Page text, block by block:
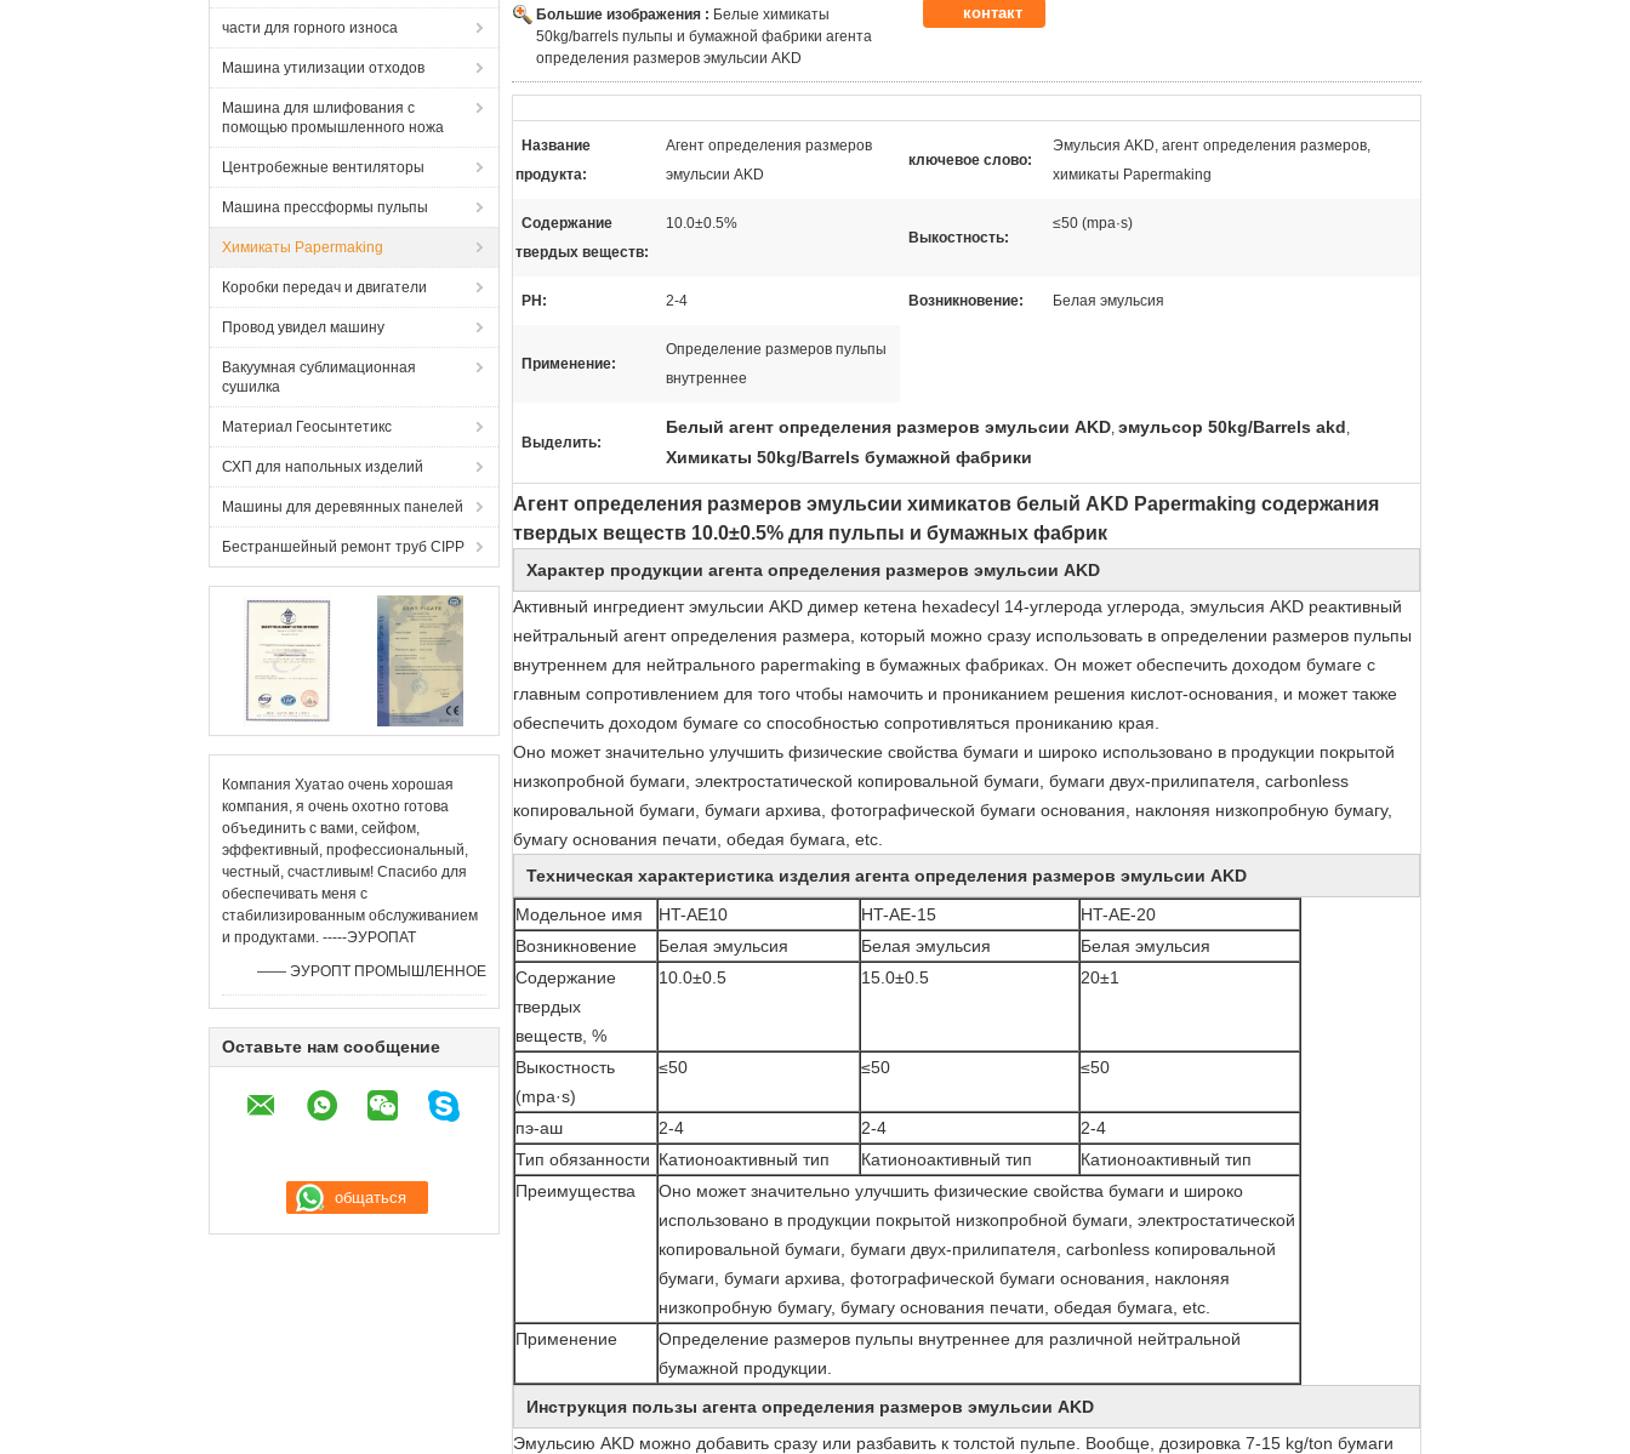
части для горного износа
Машина утилизации отходов
Машина для шлифования с
помощью промышленного ножа
Центробежные вентиляторы
Машина прессформы пульпы
Химикаты Papermaking
Коробки передач и двигатели
Провод увидел машину
Вакуумная сублимационная
сушилка
Материал Геосынтетикс
СХП для напольных изделий
Машины для деревянных панелей
Бестраншейный ремонт труб CIPP
Компания Хуатао очень хорошая
компания, я очень охотно готова
объединить с вами, сейфом,
эффективный, профессиональный,
честный, счастливым! Спасибо для
обеспечивать меня с
стабилизированным обслуживанием
и продуктами. -----ЭУРОПАТ
—— ЭУРОПТ ПРОМЫШЛЕННОЕ
Оставьте нам сообщение
Большие изображения : Белые химикаты
50kg/barrels пульпы и бумажной фабрики агента
определения размеров эмульсии AKD
контакт
Название
продукта:
Агент определения размеров
эмульсии AKD
ключевое слово:
Эмульсия AKD, агент определения размеров,
химикаты Papermaking
Содержание
твердых веществ:
10.0±0.5%
Выкостность:
≤50 (mpa·s)
РН: 2-4 Возникновение: Белая эмульсия
Применение:
Определение размеров пульпы
внутреннее
Выделить:
Белый агент определения размеров эмульсии AKD, эмульсор 50kg/Barrels akd,
Химикаты 50kg/Barrels бумажной фабрики
Агент определения размеров эмульсии химикатов белый AKD Papermaking содержания
твердых веществ 10.0±0.5% для пульпы и бумажных фабрик
Характер продукции агента определения размеров эмульсии AKD
Активный ингредиент эмульсии AKD димер кетена hexadecyl 14-углерода углерода, эмульсия AKD реактивный
нейтральный агент определения размера, который можно сразу использовать в определении размеров пульпы
внутреннем для нейтрального papermaking в бумажных фабриках. Он может обеспечить доходом бумаге с
главным сопротивлением для того чтобы намочить и прониканием решения кислот-основания, и может также
обеспечить доходом бумаге со способностью сопротивляться прониканию края.
Оно может значительно улучшить физические свойства бумаги и широко использовано в продукции покрытой
низкопробной бумаги, электростатической копировальной бумаги, бумаги двух-прилипателя, carbonless
копировальной бумаги, бумаги архива, фотографической бумаги основания, наклоняя низкопробную бумагу,
бумагу основания печати, обедая бумага, etc.
Техническая характеристика изделия агента определения размеров эмульсии AKD
Модельное имя
HT-AE10 HT-AE-15
HT-AE-20
Возникновение
Белая эмульсия Белая эмульсия
Белая эмульсия
Содержание
твердых
веществ, %
10.0±0.5 15.0±0.5 20±1
Выкостность
(mpa·s)
≤50 ≤50 ≤50
пэ-аш 2-4 2-4
2-4
Тип обязанности Катионоактивный тип Катионоактивный тип
Катионоактивный тип
Преимущества
Оно может значительно улучшить физические свойства бумаги и широко
использовано в продукции покрытой низкопробной бумаги, электростатической
копировальной бумаги, бумаги двух-прилипателя, carbonless копировальной
бумаги, бумаги архива, фотографической бумаги основания, наклоняя
низкопробную бумагу, бумагу основания печати, обедая бумага, etc.
Применение
Определение размеров пульпы внутреннее для различной нейтральной
бумажной продукции.
Инструкция пользы агента определения размеров эмульсии AKD
Эмульсию AKD можно добавить сразу или разбавить к толстой пульпе. Вообще, дозировка 7-15 kg/ton бумаги